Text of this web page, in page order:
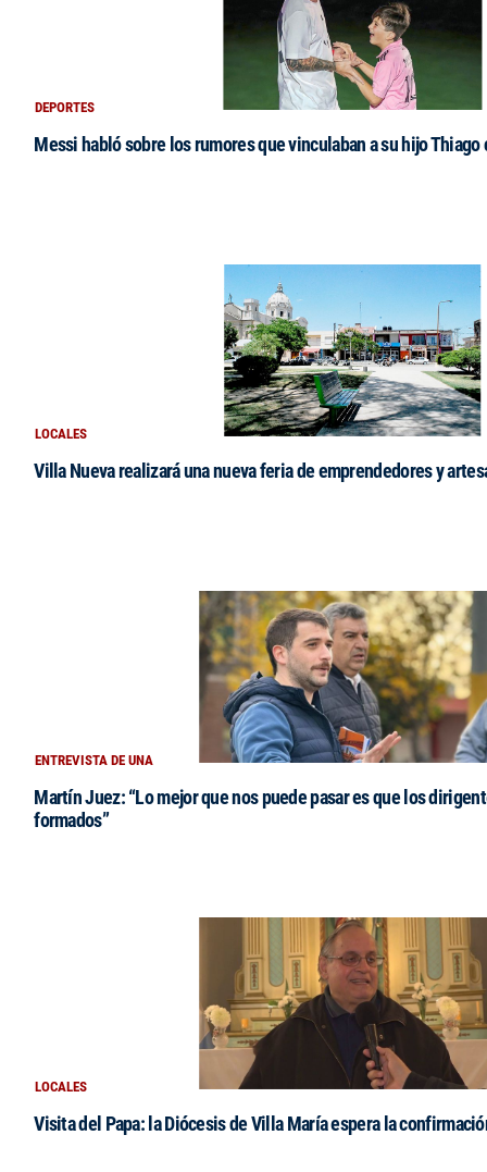
DEPORTES
Messi habló sobre los rumores que vinculaban a su hijo Thiago
LOCALES
Villa Nueva realizará una nueva feria de emprendedores y
ENTREVISTA DE UNA
Martín Juez: “Lo mejor que nos puede pasar es que los
formados”
LOCALES
Visita del Papa: la Diócesis de Villa María espera la